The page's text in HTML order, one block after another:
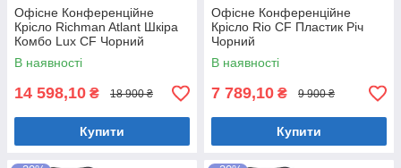
Офісне Конференційне
Крісло Richman Atlant Шкіра
Комбо Lux CF Чорний
В наявності
14 598,10 ₴ 18 900 ₴
Купити
Офісне Конференційне
Крісло Rio CF Пластик Річ
Чорний
В наявності
7 789,10 ₴ 9 900 ₴
Купити